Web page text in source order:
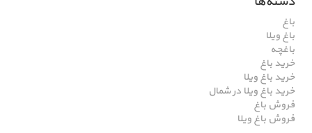
باغ
باغ ویلا
باغچه
خرید باغ
خرید باغ ویلا
خرید باغ ویلا در شمال
فروش باغ
فروش باغ ویلا